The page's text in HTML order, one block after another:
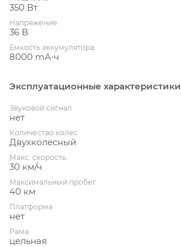
350 Вт
Напряжение
36 В
Емкость аккумулятора
8000 mА⋅ч
Эксплуатационные характеристики
Звуковой сигнал
нет
Количество колес
Двухколесный
Макс. скорость
30 км/ч
Максимальный пробег
40 км
Платформа
нет
Рама
цельная